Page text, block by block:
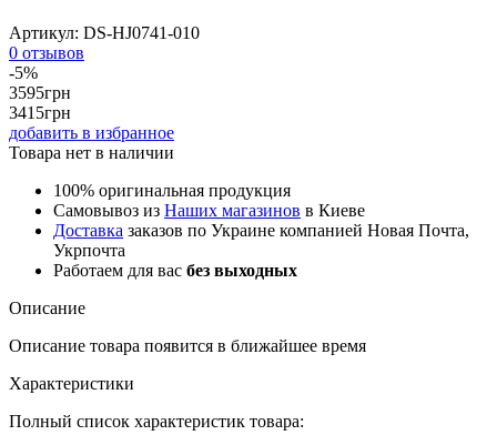
Артикул: DS-HJ0741-010
0 отзывов
-5%
3595грн
3415грн
добавить в избранное
Товара нет в наличии
100% оригинальная продукция
Самовывоз из Наших магазинов в Киеве
Доставка заказов по Украине компанией Новая Почта,
Укрпочта
Работаем для вас без выходных
Описание
Описание товара появится в ближайшее время
Характеристики
Полный список характеристик товара: